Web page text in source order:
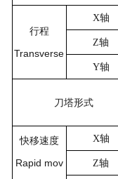
行程
Transverse
X轴
Z轴
Y轴
刀塔形式
快移速度
Rapid mov
X轴
Z轴